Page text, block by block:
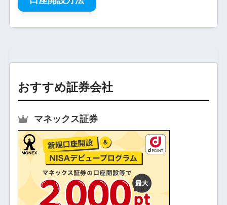
おすすめ証券会社
マネックス証券